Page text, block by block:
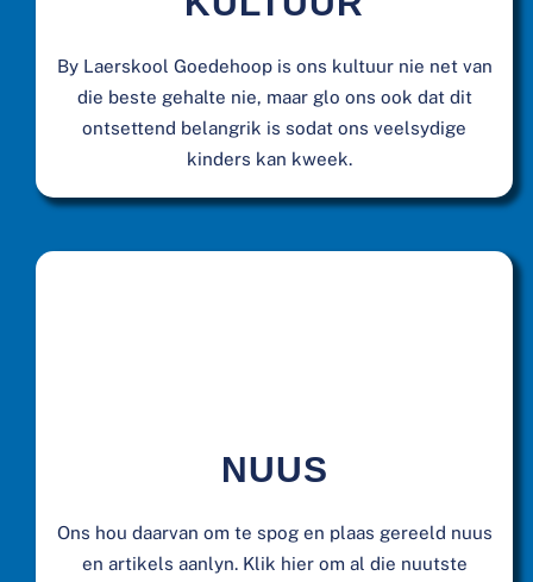
By Laerskool Goedehoop is ons kultuur nie net van
die beste gehalte nie, maar glo ons ook dat dit
ontsettend belangrik is sodat ons veelsydige
kinders kan kweek.
NUUS
Ons hou daarvan om te spog en plaas gereeld nuus
en artikels aanlyn. Klik hier om al die nuutste